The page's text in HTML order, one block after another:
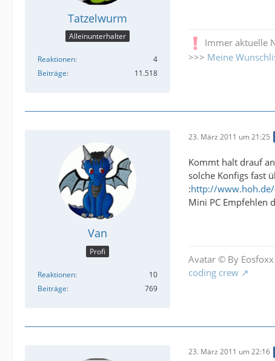
Tatzelwurm
Alleinunterhalter
Reaktionen
4
Beiträge
11.518
Immer aktuelle
>>> Meine
Van
Profi
Reaktionen
10
Beiträge
769
23. März 2011 um 21:25
Kommt halt drauf
solche Konfigs fast
:http://www.hoh.de/
Mini PC Empfehlen
Avatar © By
coding crew
23. März 2011 um 22:16